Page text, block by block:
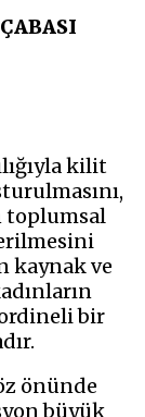
kilit
toplumsal
kaynak ve
bir
önünde
büyük